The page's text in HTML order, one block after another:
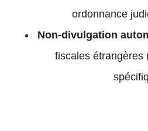
ordonnance
Non-divulgation
fiscales étrangères